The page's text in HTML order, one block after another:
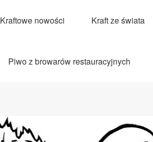
Kraftowe nowości Kraft ze świata
Piwo z browarów restauracyjnych